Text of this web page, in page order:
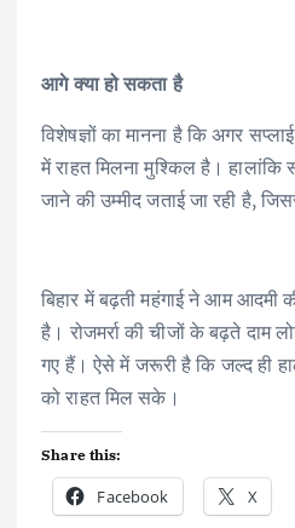
आगे क्या हो सकता है
विशेषज्ञों का मानना है कि अगर
में राहत मिलना मुश्किल है। हालांकि
जाने की उम्मीद जताई जा रही है,
बिहार में बढ़ती महंगाई ने आम आदमी
है। रोजमर्रा की चीजों के बढ़ते दाम
गए हैं। ऐसे में जरूरी है कि जल्द ही
को राहत मिल सके।
Share this:
Facebook X